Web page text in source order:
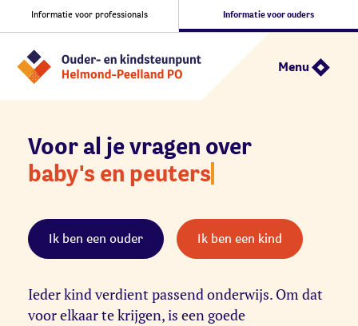
Informatie voor professionals Informatie voor ouders
Menu
Voor al je vragen over
baby's en peuter
Ik ben een ouder Ik ben een kind
Ieder kind verdient passend onderwijs. Om dat
voor elkaar te krijgen, is een goede